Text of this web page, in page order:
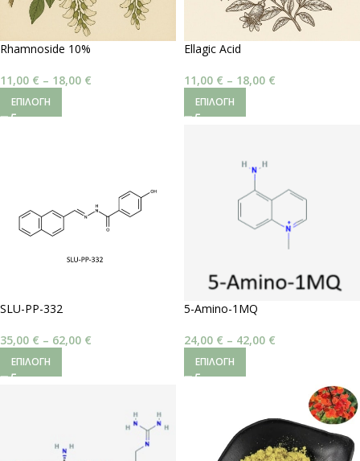
Rhamnoside 10%
11,00 € – 18,00 €
ΕΠΙΛΟΓΉ
Ellagic Acid
11,00 € – 18,00 €
ΕΠΙΛΟΓΉ
SLU-PP-332
35,00 € – 62,00 €
ΕΠΙΛΟΓΉ
5-Amino-1MQ
24,00 € – 42,00 €
ΕΠΙΛΟΓΉ